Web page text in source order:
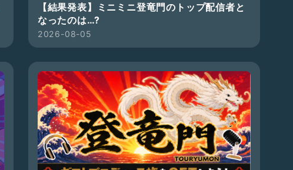
【結果発表】ミニミニ登竜門のトップ配信者と
なったのは…?
2026-08-05